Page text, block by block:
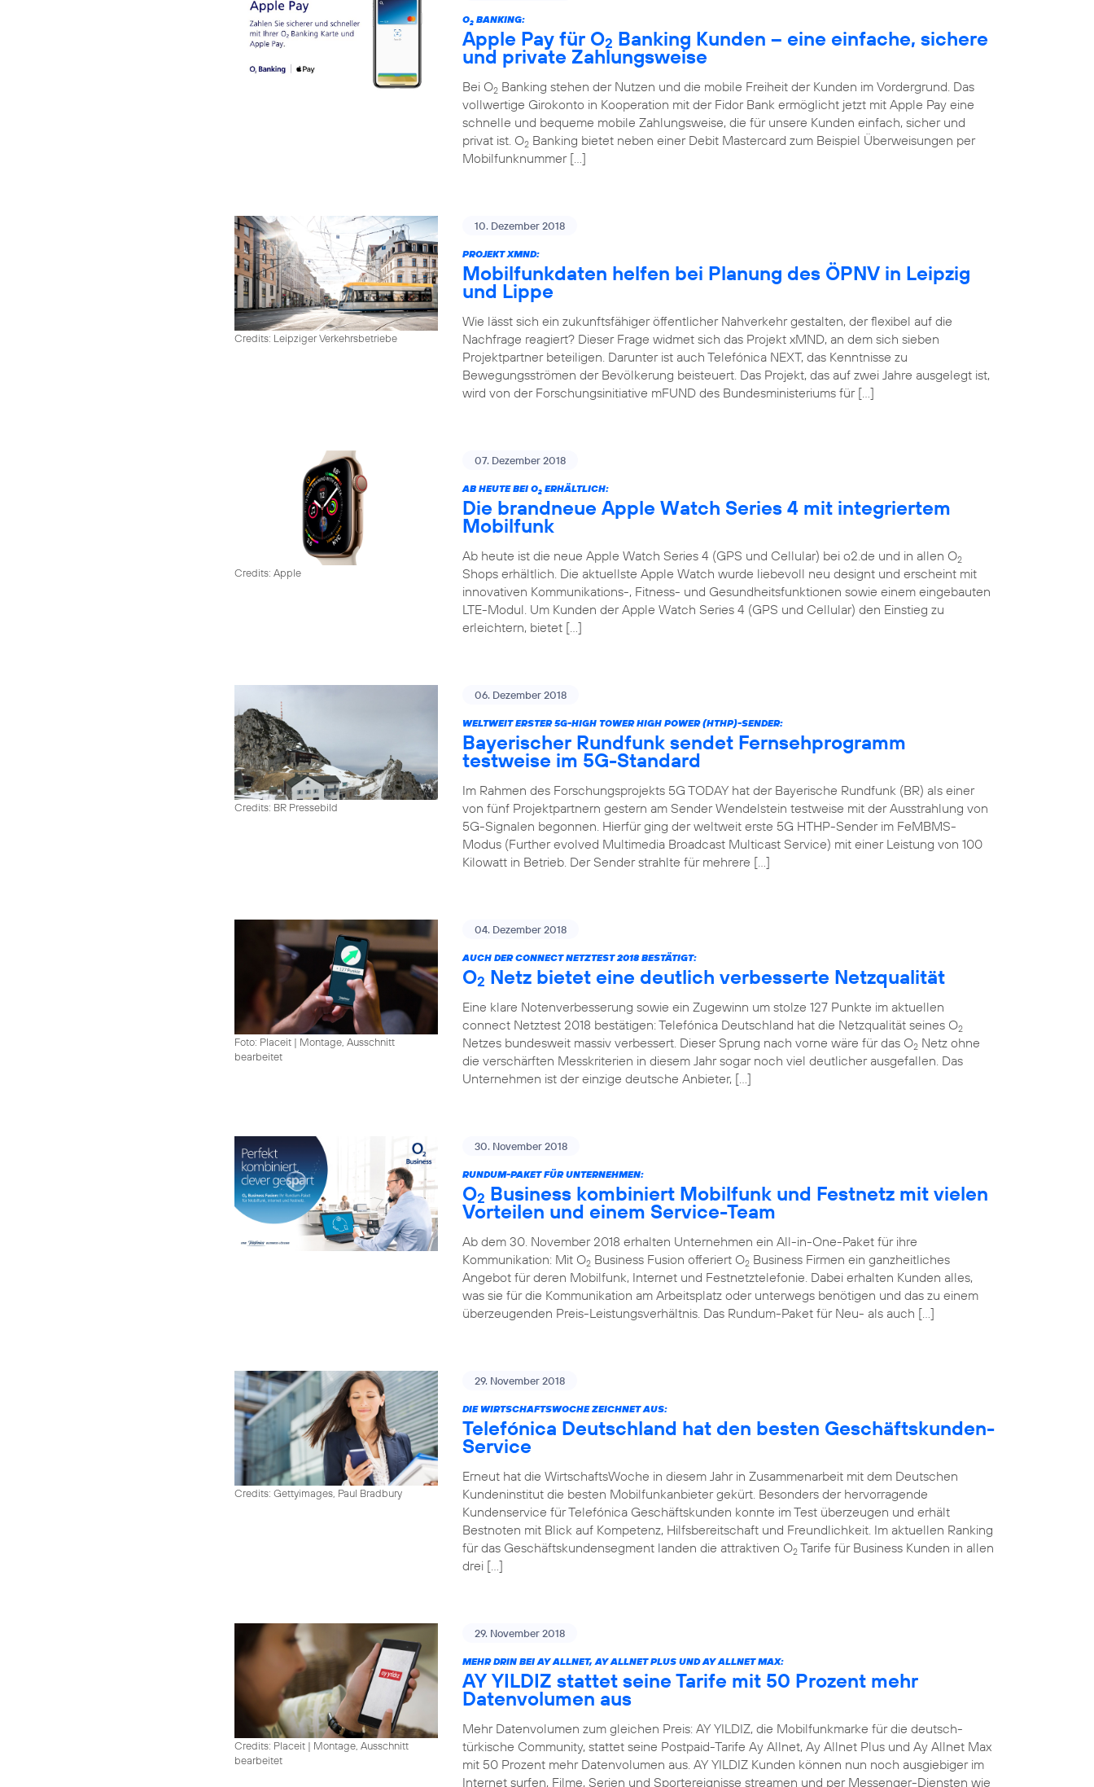
O2 BANKING:
Apple Pay für O2 Banking Kunden – eine einfache, sichere
und private Zahlungsweise
Bei O2 Banking stehen der Nutzen und die mobile Freiheit der Kunden im Vordergrund. Das
vollwertige Girokonto in Kooperation mit der Fidor Bank ermöglicht jetzt mit Apple Pay eine
schnelle und bequeme mobile Zahlungsweise, die für unsere Kunden einfach, sicher und
privat ist. O2 Banking bietet neben einer Debit Mastercard zum Beispiel Überweisungen per
Mobilfunknummer […]
Credits: Leipziger Verkehrsbetriebe
10. Dezember 2018
PROJEKT XMND:
Mobilfunkdaten helfen bei Planung des ÖPNV in Leipzig
und Lippe
Wie lässt sich ein zukunftsfähiger öffentlicher Nahverkehr gestalten, der flexibel auf die
Nachfrage reagiert? Dieser Frage widmet sich das Projekt xMND, an dem sich sieben
Projektpartner beteiligen. Darunter ist auch Telefónica NEXT, das Kenntnisse zu
Bewegungsströmen der Bevölkerung beisteuert. Das Projekt, das auf zwei Jahre ausgelegt ist,
wird von der Forschungsinitiative mFUND des Bundesministeriums für […]
Credits: Apple
07. Dezember 2018
AB HEUTE BEI O2 ERHÄLTLICH:
Die brandneue Apple Watch Series 4 mit integriertem
Mobilfunk
Ab heute ist die neue Apple Watch Series 4 (GPS und Cellular) bei o2.de und in allen O2
Shops erhältlich. Die aktuellste Apple Watch wurde liebevoll neu designt und erscheint mit
innovativen Kommunikations-, Fitness- und Gesundheitsfunktionen sowie einem eingebauten
LTE-Modul. Um Kunden der Apple Watch Series 4 (GPS und Cellular) den Einstieg zu
erleichtern, bietet […]
Credits: BR Pressebild
06. Dezember 2018
WELTWEIT ERSTER 5G-HIGH TOWER HIGH POWER (HTHP)-SENDER:
Bayerischer Rundfunk sendet Fernsehprogramm
testweise im 5G-Standard
Im Rahmen des Forschungsprojekts 5G TODAY hat der Bayerische Rundfunk (BR) als einer
von fünf Projektpartnern gestern am Sender Wendelstein testweise mit der Ausstrahlung von
5G-Signalen begonnen. Hierfür ging der weltweit erste 5G HTHP-Sender im FeMBMS-
Modus (Further evolved Multimedia Broadcast Multicast Service) mit einer Leistung von 100
Kilowatt in Betrieb. Der Sender strahlte für mehrere […]
Foto: Placeit | Montage, Ausschnitt
bearbeitet
04. Dezember 2018
AUCH DER CONNECT NETZTEST 2018 BESTÄTIGT:
O2 Netz bietet eine deutlich verbesserte Netzqualität
Eine klare Notenverbesserung sowie ein Zugewinn um stolze 127 Punkte im aktuellen
connect Netztest 2018 bestätigen: Telefónica Deutschland hat die Netzqualität seines O2
Netzes bundesweit massiv verbessert. Dieser Sprung nach vorne wäre für das O2 Netz ohne
die verschärften Messkriterien in diesem Jahr sogar noch viel deutlicher ausgefallen. Das
Unternehmen ist der einzige deutsche Anbieter, […]
30. November 2018
RUNDUM-PAKET FÜR UNTERNEHMEN:
O2 Business kombiniert Mobilfunk und Festnetz mit vielen
Vorteilen und einem Service-Team
Ab dem 30. November 2018 erhalten Unternehmen ein All-in-One-Paket für ihre
Kommunikation: Mit O2 Business Fusion offeriert O2 Business Firmen ein ganzheitliches
Angebot für deren Mobilfunk, Internet und Festnetztelefonie. Dabei erhalten Kunden alles,
was sie für die Kommunikation am Arbeitsplatz oder unterwegs benötigen und das zu einem
überzeugenden Preis-Leistungsverhältnis. Das Rundum-Paket für Neu- als auch […]
Credits: Gettyimages, Paul Bradbury
29. November 2018
DIE WIRTSCHAFTSWOCHE ZEICHNET AUS:
Telefónica Deutschland hat den besten Geschäftskunden-
Service
Erneut hat die WirtschaftsWoche in diesem Jahr in Zusammenarbeit mit dem Deutschen
Kundeninstitut die besten Mobilfunkanbieter gekürt. Besonders der hervorragende
Kundenservice für Telefónica Geschäftskunden konnte im Test überzeugen und erhält
Bestnoten mit Blick auf Kompetenz, Hilfsbereitschaft und Freundlichkeit. Im aktuellen Ranking
für das Geschäftskundensegment landen die attraktiven O2 Tarife für Business Kunden in allen
drei […]
Credits: Placeit | Montage, Ausschnitt
bearbeitet
29. November 2018
MEHR DRIN BEI AY ALLNET, AY ALLNET PLUS UND AY ALLNET MAX:
AY YILDIZ stattet seine Tarife mit 50 Prozent mehr
Datenvolumen aus
Mehr Datenvolumen zum gleichen Preis: AY YILDIZ, die Mobilfunkmarke für die deutsch-
türkische Community, stattet seine Postpaid-Tarife Ay Allnet, Ay Allnet Plus und Ay Allnet Max
mit 50 Prozent mehr Datenvolumen aus. AY YILDIZ Kunden können nun noch ausgiebiger im
Internet surfen, Filme, Serien und Sportereignisse streamen und per Messenger-Diensten wie